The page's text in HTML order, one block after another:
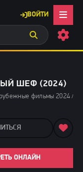
ВОЙТИ
ШЕФ (2024)
фильмы 2024 /
ОНЛАЙН